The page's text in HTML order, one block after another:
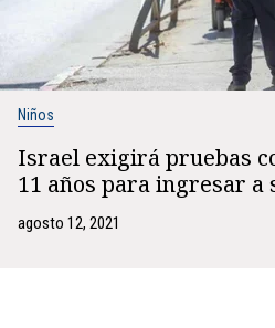
Niños
Israel exigirá pruebas
11 años para ingresar a
agosto 12, 2021